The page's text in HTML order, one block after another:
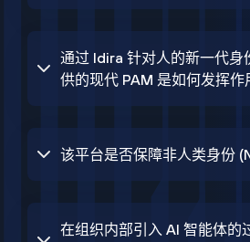
通过 Idira 针对人的新一代身
供的现代 PAM 是如何发挥作
该平台是否保障非人类身份
在组织内部引入 AI 智能体的